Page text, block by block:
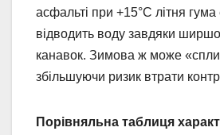
асфальті при +15°C літня
відводить воду завдяки
канавок. Зимова ж може
збільшуючи ризик втрати
Порівняльна таблиця